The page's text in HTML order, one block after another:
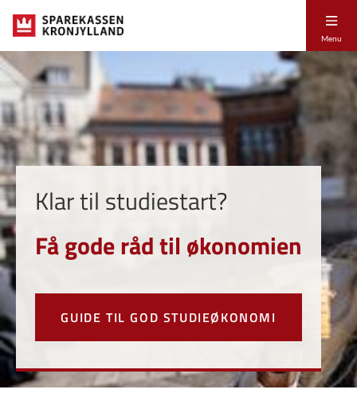
Menu
Klar til studiestart?
Få gode råd til økonomien
GUIDE TIL GOD STUDIEØKONOMI